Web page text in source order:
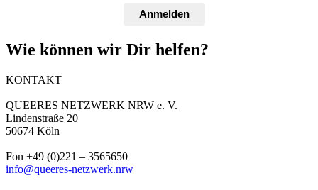
Anmelden
Wie können wir Dir helfen?
KONTAKT
QUEERES NETZWERK NRW e. V.
Lindenstraße 20
50674 Köln
Fon +49 (0)221 – 3565650
info@queeres-netzwerk.nrw